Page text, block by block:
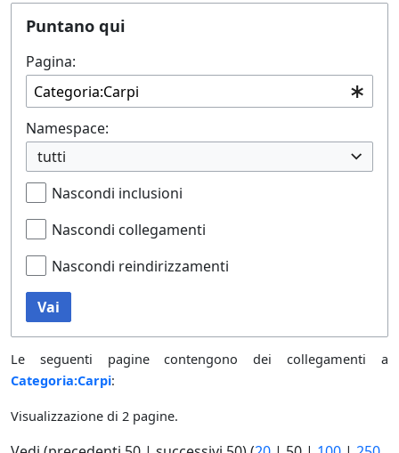
Puntano qui
Pagina:
Namespace:
tutti
Nascondi inclusioni
Nascondi collegamenti
Nascondi reindirizzamenti
Vai
Le seguenti pagine contengono dei collegamenti a
Categoria:Carpi:
Visualizzazione di 2 pagine.